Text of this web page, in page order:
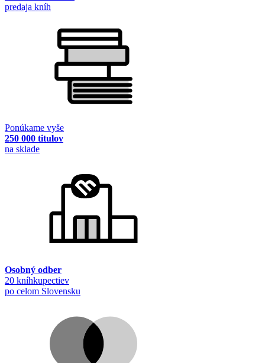
predaja kníh
Ponúkame vyše
250 000 titulov
na sklade
Osobný odber
20 kníhkupectiev
po celom Slovensku